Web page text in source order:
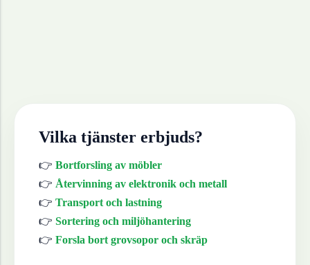
Vilka tjänster erbjuds?
👉 Bortforsling av möbler
👉 Återvinning av elektronik och metall
👉 Transport och lastning
👉 Sortering och miljöhantering
👉 Forsla bort grovsopor och skräp